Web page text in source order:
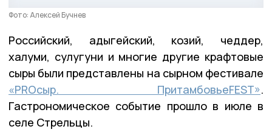
Фото: Алексей Бучнев
Российский, адыгейский, козий, чеддер,
халуми, сулугуни и многие другие крафтовые
сыры были представлены на сырном фестивале
«PROсыр. ПритамбовьеFEST».
Гастрономическое событие прошло в июле в
селе Стрельцы.